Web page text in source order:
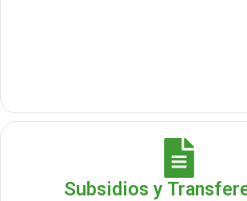
Subsidios y